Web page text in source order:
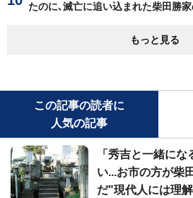
たのに､滅亡に追い込まれた柴田勝
もっと見る
この記事の読者に
人気の記事
「秀吉と一緒に
い...お市の方が柴
だ"現代人には理